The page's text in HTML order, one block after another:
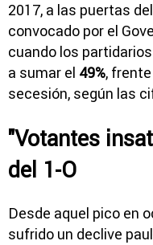
2017, a las puertas
convocado por el
cuando los
a sumar el 49%,
secesión, según las
"Votantes
del 1-O
Desde aquel pico en
sufrido un declive